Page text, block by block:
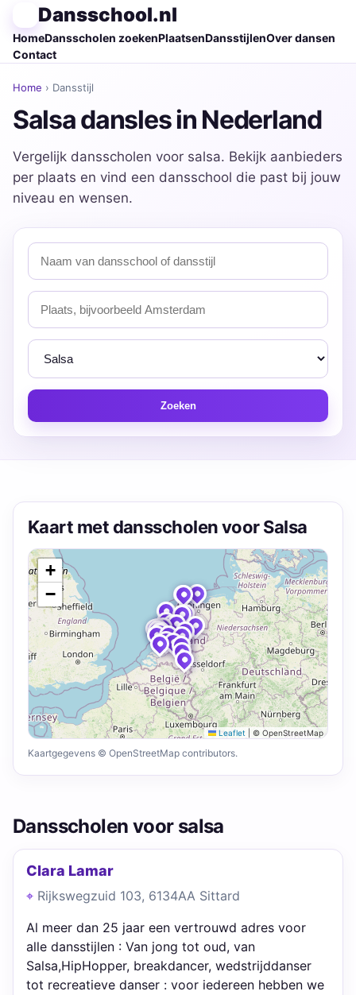
Dansschool.nl
HomeDansscholen zoekenPlaatsenDansstijlenOver dansen
Contact
Home › Dansstijl
Salsa dansles in Nederland
Vergelijk dansscholen voor salsa. Bekijk aanbieders
per plaats en vind een dansschool die past bij jouw
niveau en wensen.
Zoeken
Kaart met dansscholen voor Salsa
+
−
Leaflet © OpenStreetMap
Kaartgegevens © OpenStreetMap contributors.
Dansscholen voor salsa
Clara Lamar
Rijkswegzuid 103, 6134AA Sittard
Al meer dan 25 jaar een vertrouwd adres voor
alle dansstijlen : Van jong tot oud, van
Salsa,HipHopper, breakdancer, wedstrijddanser
tot recreatieve danser : voor iedereen hebben we